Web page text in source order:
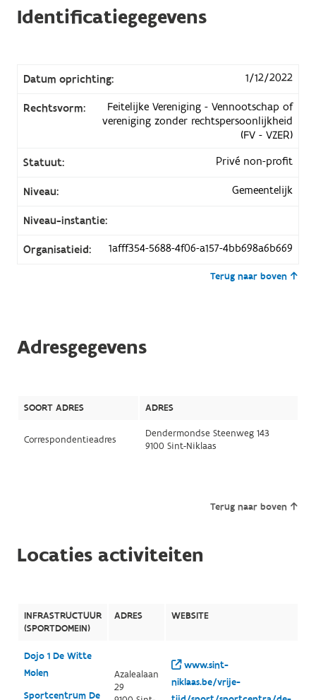
Identificatiegegevens
Datum oprichting: 1/12/2022
Rechtsvorm:
Feitelijke Vereniging - Vennootschap of
vereniging zonder rechtspersoonlijkheid
(FV - VZER)
Statuut:
Privé non-profit
Niveau: Gemeentelijk
Niveau-instantie:
Organisatieid: 1afff354-5688-4f06-a157-4bb698a6b669
Terug naar boven
Adresgegevens
SOORT ADRES ADRES
Correspondentieadres
Dendermondse Steenweg 143
9100 Sint-Niklaas
Terug naar boven
Locaties activiteiten
INFRASTRUCTUUR
(SPORTDOMEIN)
ADRES WEBSITE
Dojo 1 De Witte
Molen
Sportcentrum De
Azalealaan
29
www.sint-
niklaas.be/vrije-